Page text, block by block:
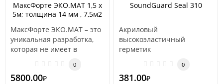
МаксФорте ЭКО.МАТ 1,5 х
5м; толщина 14 мм , 7,5м2
МаксФорте ЭКО.МАТ – это
уникальная разработка,
которая не имеет в
0
5800.00₽
SoundGuard Seal 310
Акриловый
высокоэластичный
герметик
заполнения швов, стыков,
трещин, отверстий, ..
0
381.00₽